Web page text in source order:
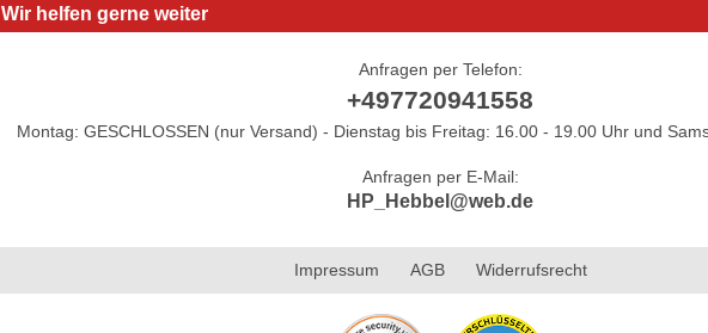
Wir helfen gerne weiter
Anfragen per Telefon:
+497720941558
Montag: GESCHLOSSEN (nur Versand) - Dienstag bis Freitag: 16.00 - 19.00 Uhr und
Anfragen per E-Mail:
HP_Hebbel@web.de
Impressum AGB Widerrufsrecht